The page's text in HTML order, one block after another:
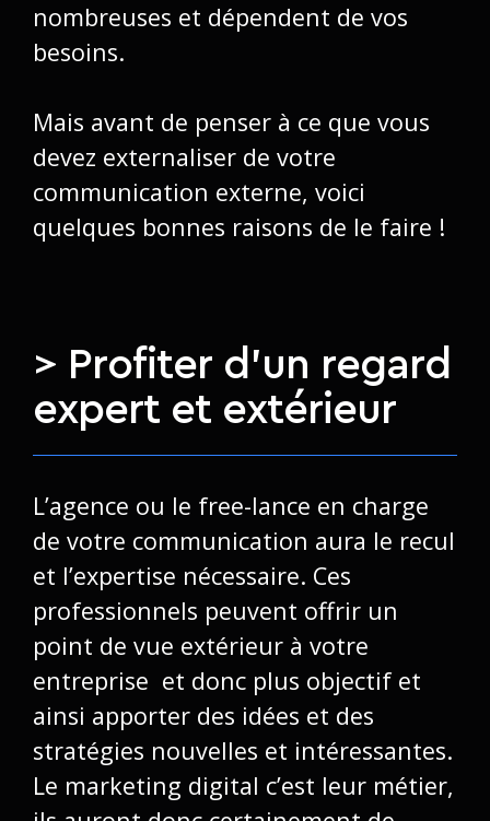
nombreuses et dépendent de vos
besoins.
Mais avant de penser à ce que vous
devez externaliser de votre
communication externe, voici
quelques bonnes raisons de le faire !
> Profiter d’un regard
expert et extérieur
L’agence ou le free-lance en charge
de votre communication aura le recul
et l’expertise nécessaire. Ces
professionnels peuvent offrir un
point de vue extérieur à votre
entreprise et donc plus objectif et
ainsi apporter des idées et des
stratégies nouvelles et intéressantes.
Le marketing digital c’est leur métier,